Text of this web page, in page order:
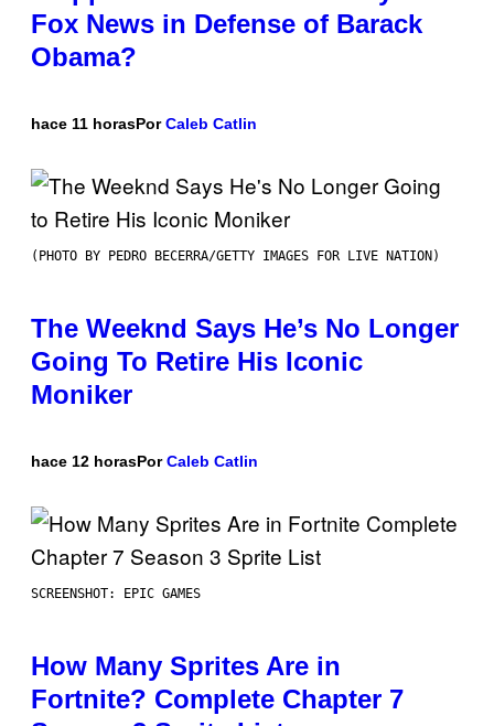
Fox News in Defense of Barack
Obama?
hace 11 horasPorCaleb Catlin
(PHOTO BY PEDRO BECERRA/GETTY IMAGES FOR LIVE NATION)
The Weeknd Says He’s No Longer
Going To Retire His Iconic
Moniker
hace 12 horasPorCaleb Catlin
SCREENSHOT: EPIC GAMES
How Many Sprites Are in
Fortnite? Complete Chapter 7